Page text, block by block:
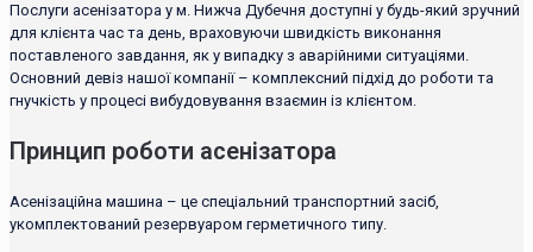
Послуги асенізатора у м. Нижча Дубечня доступні у будь-який зручний
для клієнта час та день, враховуючи швидкість виконання
поставленого завдання, як у випадку з аварійними ситуаціями.
Основний девіз нашої компанії – комплексний підхід до роботи та
гнучкість у процесі вибудовування взаємин із клієнтом.
Принцип роботи асенізатора
Асенізаційна машина – це спеціальний транспортний засіб,
укомплектований резервуаром герметичного типу.